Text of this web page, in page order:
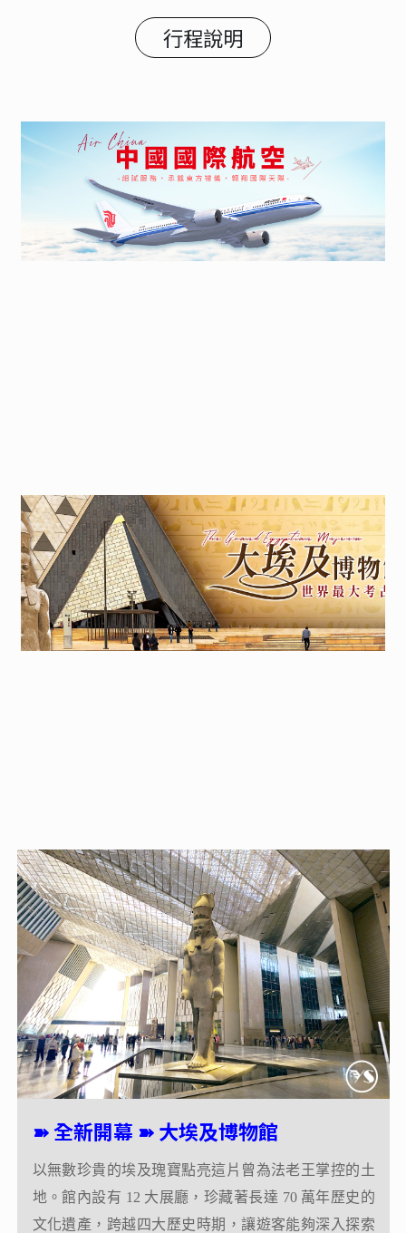
行程說明
➽ 全新開幕 ➽ 大埃及博物館
以無數珍貴的埃及瑰寶點亮這片曾為法老王掌控的土
地。館內設有 12 大展廳，珍藏著長達 70 萬年歷史的
文化遺產，跨越四大歷史時期，讓遊客能夠深入探索
➽ 全新開幕 ➽ 大埃及博物館
以無數珍貴的埃及瑰寶點亮這片曾為法老王掌控的土
地。館內設有 12 大展廳，珍藏著長達 70 萬年歷史的
文化遺產，跨越四大歷史時期，讓遊客能夠深入探索